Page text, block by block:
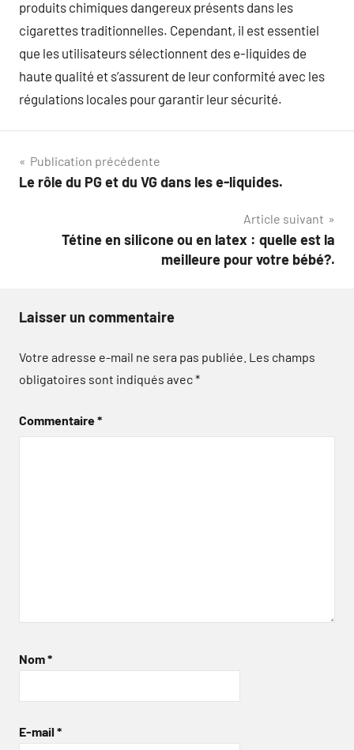
produits chimiques dangereux présents dans les
cigarettes traditionnelles. Cependant, il est essentiel
que les utilisateurs sélectionnent des e-liquides de
haute qualité et s’assurent de leur conformité avec les
régulations locales pour garantir leur sécurité.
Navigation
de
Publication précédente
Le rôle du PG et du VG dans les e-liquides.
Article suivant
Tétine en silicone ou en latex : quelle est la
meilleure pour votre bébé?.
Laisser un commentaire
Votre adresse e-mail ne sera pas publiée. Les champs
obligatoires sont indiqués avec*
Commentaire*
Nom*
E-mail *